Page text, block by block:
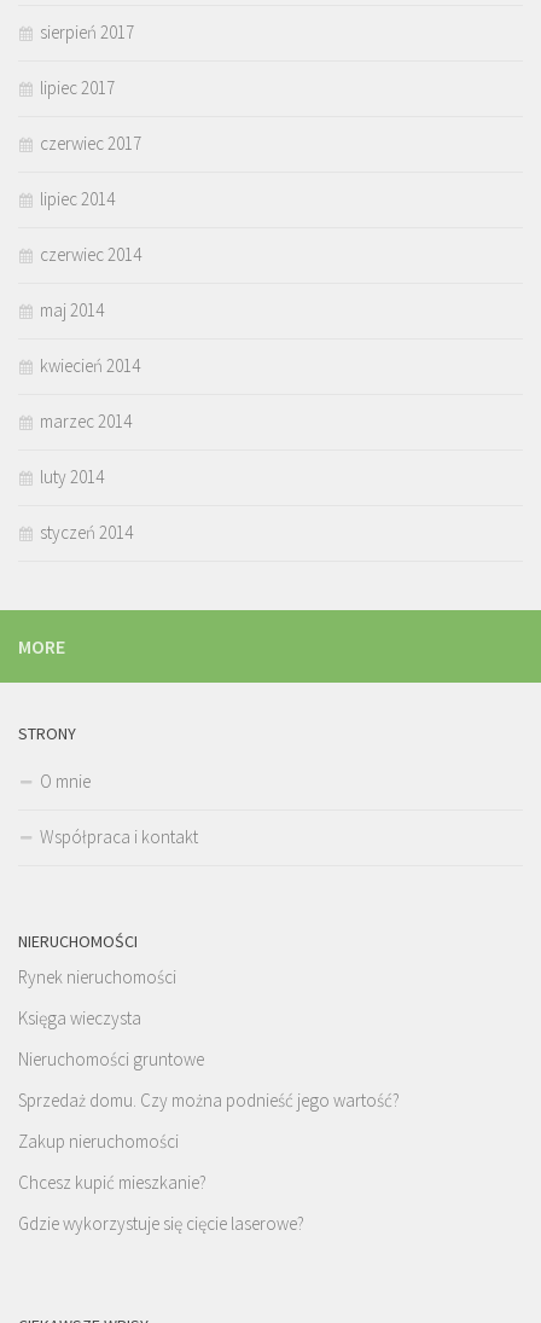
sierpień 2017
lipiec 2017
czerwiec 2017
lipiec 2014
czerwiec 2014
maj 2014
kwiecień 2014
marzec 2014
luty 2014
styczeń 2014
MORE
STRONY
O mnie
Współpraca i kontakt
NIERUCHOMOŚCI
Rynek nieruchomości
Księga wieczysta
Nieruchomości gruntowe
Sprzedaż domu. Czy można podnieść jego wartość?
Zakup nieruchomości
Chcesz kupić mieszkanie?
Gdzie wykorzystuje się cięcie laserowe?